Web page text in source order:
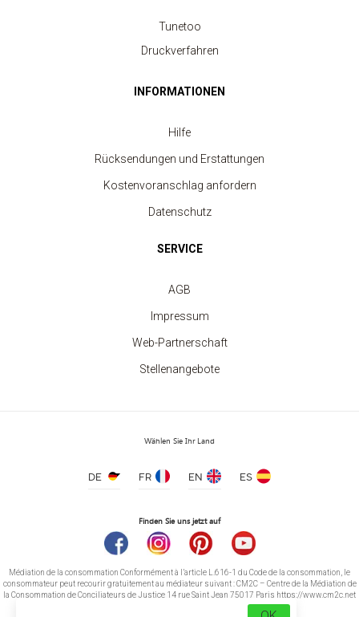
Kinder-Rundhalsausschnitt-Sweatshirt
Tunetoo
Druckverfahren
INFORMATIONEN
Hilfe
Rücksendungen und Erstattungen
Kostenvoranschlag anfordern
Datenschutz
SERVICE
AGB
Impressum
Web-Partnerschaft
Stellenangebote
Wählen Sie Ihr Land
DE FR EN ES
Finden Sie uns jetzt auf
Médiation de la consommation Conformément à l’article L.616-1 du Code de la consommation, le
consommateur peut recourir gratuitement au médiateur suivant : CM2C – Centre de la Médiation de
la Consommation de Conciliateurs de Justice 14 rue Saint Jean 75017 Paris https://www.cm2c.net